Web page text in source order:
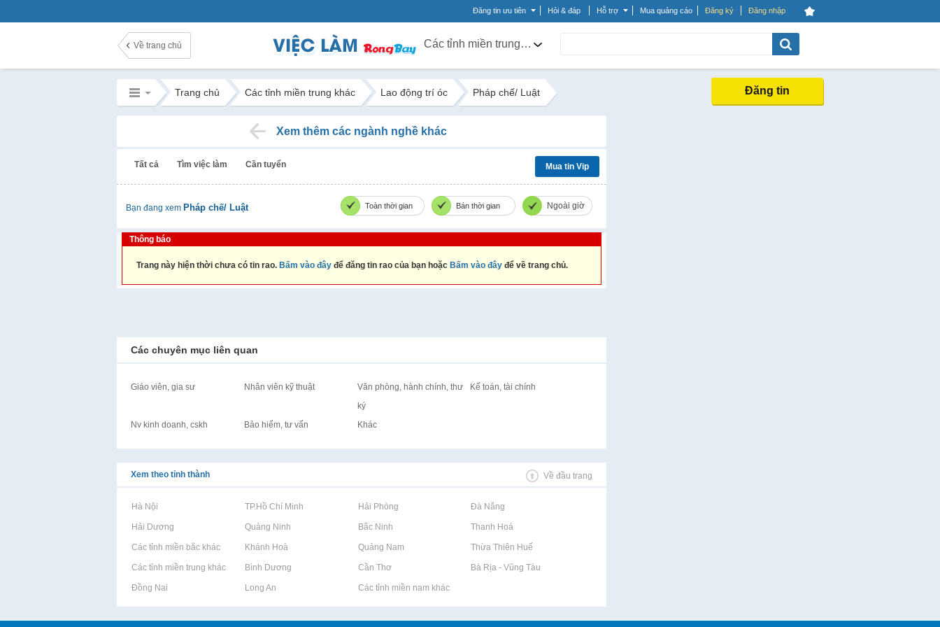
Đăng tin ưu tiên Hỏi & đáp Hỗ trợ Mua quảng cáo Đăng ký Đăng nhập
Về trang chủ Các tỉnh miền trung khác
Trang chủ Các tỉnh miền trung khác Lao động trí óc Pháp chế/ Luật Đăng tin
Xem thêm các ngành nghề khác
Tất cả Tìm việc làm Cần tuyển Mua tin Vip
Bạn đang xem Pháp chế/ Luật Toàn thời gian Bán thời gian Ngoài giờ
Thông báo
Trang này hiện thời chưa có tin rao. Bấm vào đây để đăng tin rao của bạn hoặc Bấm vào đây để về trang chủ.
Các chuyên mục liên quan
Giáo viên, gia sư Nhân viên kỹ thuật
Văn phòng, hành chính, thư
ký
Kế toán, tài chính
Nv kinh doanh, cskh Bảo hiểm, tư vấn Khác
Xem theo tỉnh thành Về đầu trang
Rao vặt tại Hà Nội Rao vặt tại TP.Hồ Chí Minh Rao vặt tại Hải Phòng Rao vặt tại Đà Nẵng
Rao vặt tại Hải Dương Rao vặt tại Quảng Ninh Rao vặt tại Bắc Ninh Rao vặt tại Thanh Hoá
Rao vặt tại Các tỉnh miền bắc khácRao vặt tại Khánh Hoà Rao vặt tại Quảng Nam Rao vặt tại Thừa Thiên Huế
Rao vặt tại Các tỉnh miền trung khácRao vặt tại Bình Dương Rao vặt tại Cần Thơ Rao vặt tại Bà Rịa - Vũng Tàu
Rao vặt tại Đồng Nai Rao vặt tại Long An Rao vặt tại Các tỉnh miền nam khác